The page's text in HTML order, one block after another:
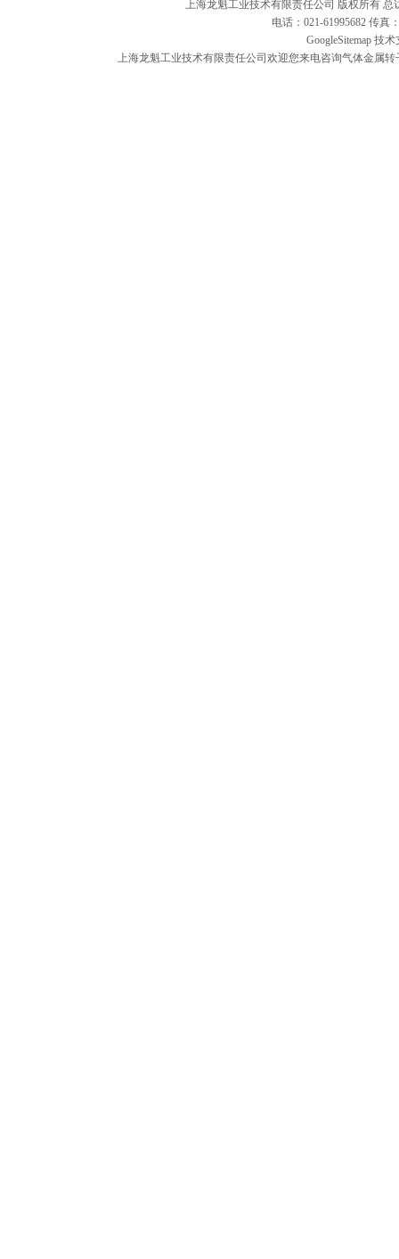
上海龙魁工业技术有限责任公司 版权所有 总
电话：021-61995682 传真
GoogleSitemap技术
上海龙魁工业技术有限责任公司欢迎您来电咨询气体金属